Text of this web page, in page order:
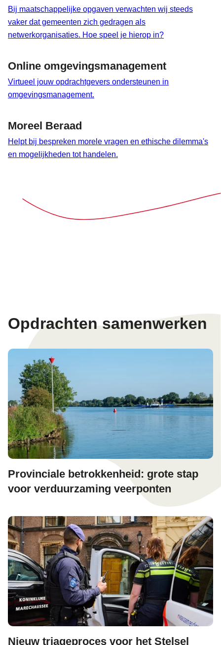
Bij maatschappelijke opgaven verwachten wij steeds
vaker dat gemeenten zich gedragen als
netwerkorganisaties. Hoe speel je hierop in?
Online omgevingsmanagement
Virtueel jouw opdrachtgevers ondersteunen in
omgevingsmanagement.
Moreel Beraad
Helpt bij bespreken morele vragen en ethische dilemma's
en mogelijkheden tot handelen.
Opdrachten samenwerken
Provinciale betrokkenheid: grote stap
voor verduurzaming veerponten
Nieuw triageproces voor het Stelsel